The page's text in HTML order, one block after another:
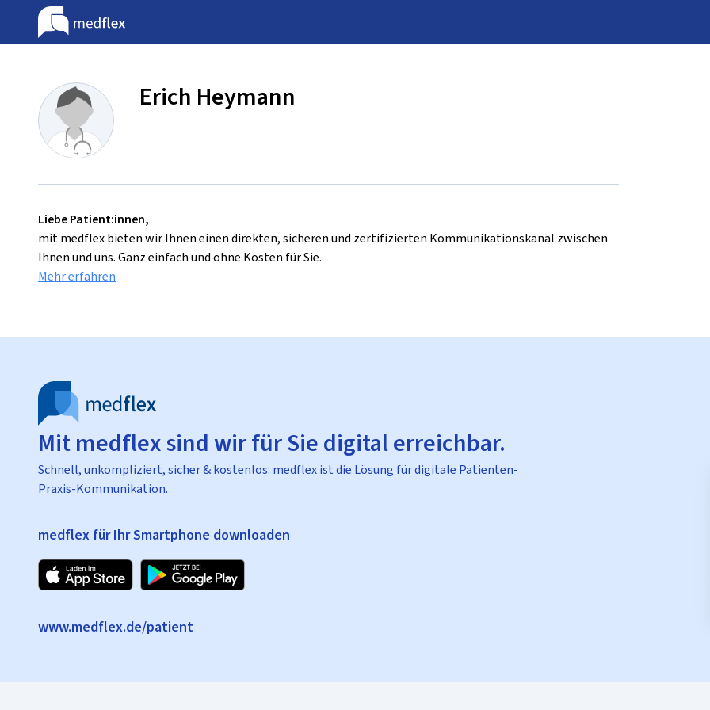
Erich Heymann
Liebe Patient:innen,
mit medflex bieten wir Ihnen einen direkten, sicheren und zertifizierten Kommunikationskanal zwischen
Ihnen und uns. Ganz einfach und ohne Kosten für Sie.
Mehr erfahren
Mit medflex sind wir für Sie digital erreichbar.
Schnell, unkompliziert, sicher & kostenlos: medflex ist die Lösung für digitale Patienten-
Praxis-Kommunikation.
medflex für Ihr Smartphone downloaden
www.medflex.de/patient